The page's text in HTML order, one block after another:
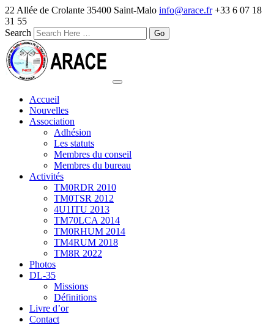
22 Allée de Crolante 35400 Saint-Malo info@arace.fr +33 6 07 18
31 55
Search
Accueil
Nouvelles
Association
Adhésion
Les statuts
Membres du conseil
Membres du bureau
Activités
TM0RDR 2010
TM0TSR 2012
4U1ITU 2013
TM70LCA 2014
TM0RHUM 2014
TM4RUM 2018
TM8R 2022
Photos
DL-35
Missions
Définitions
Livre d’or
Contact